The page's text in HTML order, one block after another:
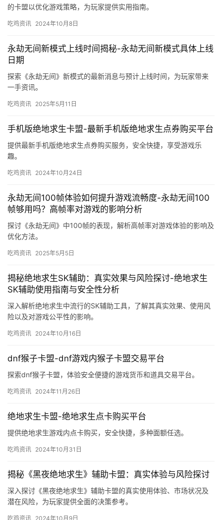
的卡盟以优化游戏策略，为玩家提供实用指南。
吃鸡资讯 2024年10月8日
永劫无间新模式上线时间揭秘-永劫无间新模式具体上线
日期
探索《永劫无间》新模式的最新消息与预计上线时间，为玩家带来
一手资讯。
吃鸡资讯 2025年5月11日
手机版绝地求生卡盟-最新手机版绝地求生点券购买平台
提供最新手机版绝地求生点券购买服务，安全快捷，享受游戏乐
趣。
吃鸡资讯 2024年10月24日
永劫无间100帧体验如何提升游戏流畅度-永劫无间100
帧够用吗？高帧率对游戏的影响分析
探讨《永劫无间》中100帧的表现，解析高帧率对游戏体验的影响及
优化方法。
吃鸡资讯 2025年5月5日
揭秘绝地求生SK辅助：真实效果与风险探讨-绝地求生
SK辅助使用指南与安全性分析
深入解析绝地求生中流行的SK辅助工具，了解其真实效果、使用风
险以及对游戏公平性的影响。
吃鸡资讯 2024年10月16日
dnf猴子卡盟-dnf游戏内猴子卡盟交易平台
探索dnf猴子卡盟，体验安全便捷的游戏货币和道具交易平台。
吃鸡资讯 2024年11月26日
绝地求生卡盟-绝地求生点卡购买平台
提供绝地求生游戏内点卡购买，安全快捷，多种面额任选。
吃鸡资讯 2024年10月31日
揭秘《黑夜绝地求生》辅助卡盟：真实体验与风险探讨
深入探讨《黑夜绝地求生》辅助卡盟的真实使用体验、市场状况及
潜在风险，为玩家提供全面的决策参考。
吃鸡资讯 2024年10月9日